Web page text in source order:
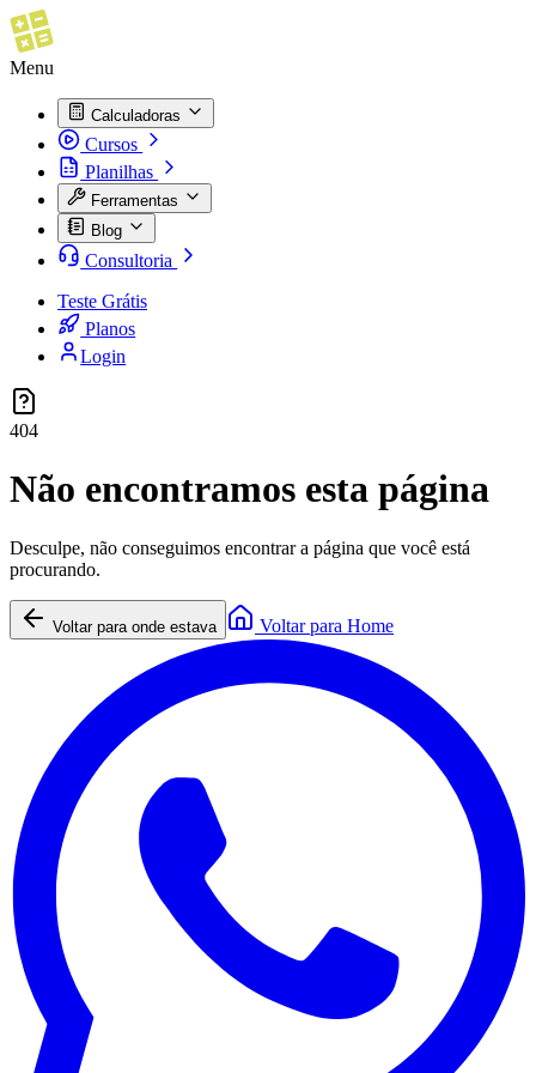
Menu
Calculadoras
Cursos
Planilhas
Ferramentas
Blog
Consultoria
Teste Grátis
Planos
Login
404
Não encontramos esta página
Desculpe, não conseguimos encontrar a página que você está
procurando.
Voltar para onde estava Voltar para Home